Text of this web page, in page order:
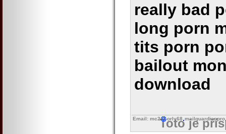
really bad
long porn
tits porn
bailout
download
Email: mc2 orly68 mailguardianpro
Toto je